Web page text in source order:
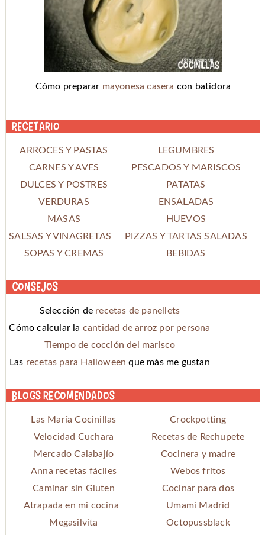
Cómo preparar mayonesa casera con batidora
Recetario
ARROCES Y PASTAS
LEGUMBRES
CARNES Y AVES
PESCADOS Y MARISCOS
DULCES Y POSTRES
PATATAS
VERDURAS
ENSALADAS
MASAS
HUEVOS
SALSAS Y VINAGRETAS
PIZZAS Y TARTAS SALADAS
SOPAS Y CREMAS
BEBIDAS
Consejos
Selección de recetas de panellets
Cómo calcular la cantidad de arroz por persona
Tiempo de cocción del marisco
Las recetas para Halloween que más me gustan
Blogs recomendados
Las María Cocinillas
Crockpotting
Velocidad Cuchara
Recetas de Rechupete
Mercado Calabajío
Cocinera y madre
Anna recetas fáciles
Webos fritos
Caminar sin Gluten
Cocinar para dos
Atrapada en mi cocina
Umami Madrid
Megasilvita
Octopussblack